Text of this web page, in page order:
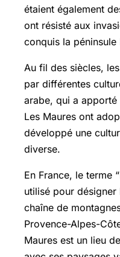
étaient également
ont résisté aux
conquis la péninsule
Au fil des siècles,
par différentes
arabe, qui a apporté
Les Maures ont
développé une
diverse.
En France, le terme
utilisé pour désigner
chaîne de
Provence-Alpes-
Maures est un lieu